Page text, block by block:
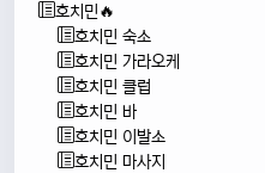
호치민🔥
호치민 숙소
호치민 가라오케
호치민 클럽
호치민 바
호치민 이발소
호치민 마사지